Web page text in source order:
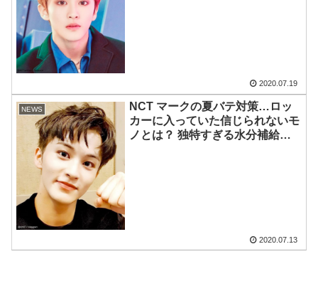
2020.07.19
NEWS
NCT マークの夏バテ対策…ロッ
カーに入っていた信じられないモ
ノとは？ 独特すぎる水分補給方
2020.07.13